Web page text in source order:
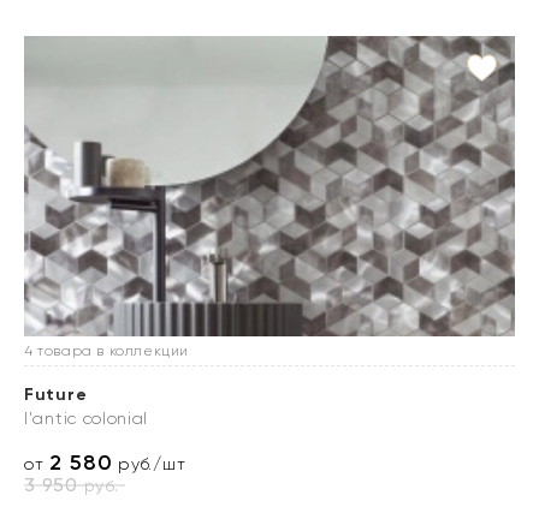
4 товара в коллекции
Future
l'antic colonial
от 2 580 руб./шт
3 950руб.